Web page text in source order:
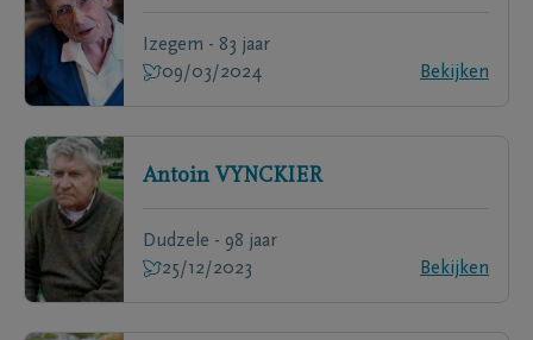
Izegem - 83 jaar
09/03/2024
Bekijken
Antoin VYNCKIER
Dudzele - 98 jaar
25/12/2023
Bekijken